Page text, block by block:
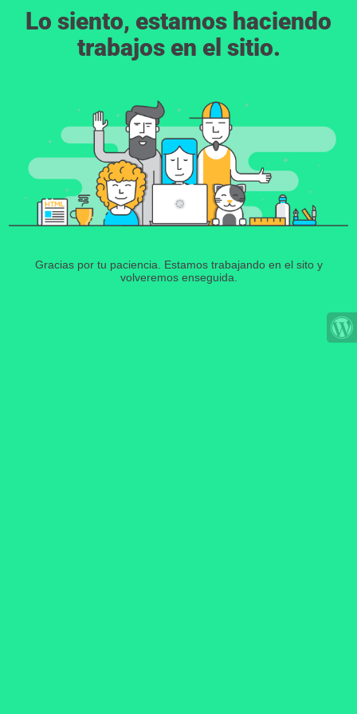
Lo siento, estamos haciendo
trabajos en el sitio.
Gracias por tu paciencia. Estamos trabajando en el sito y
volveremos enseguida.